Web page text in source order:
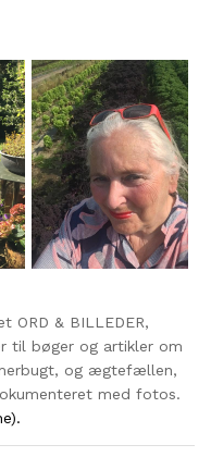
ORD & BILLEDER,
til bøger og artikler om
og ægtefællen,
med fotos.